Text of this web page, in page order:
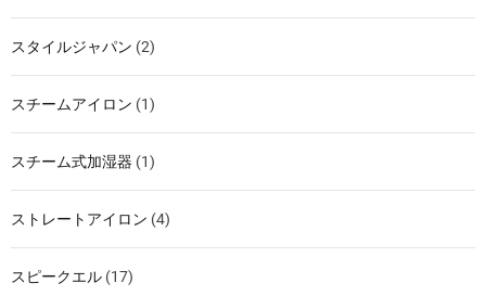
スタイルジャパン (2)
スチームアイロン (1)
スチーム式加湿器 (1)
ストレートアイロン (4)
スピークエル (17)